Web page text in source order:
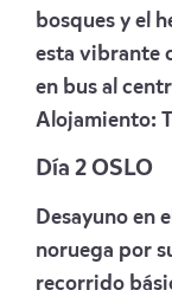
bosques y el
esta vibrante
en bus al
Alojamiento:
Día 2 OSLO
Desayuno en
noruega por
recorrido